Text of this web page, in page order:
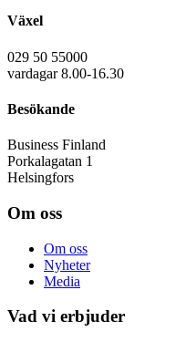
Växel
029 50 55000
vardagar 8.00-16.30
Besökande
Business Finland
Porkalagatan 1
Helsingfors
Om oss
Om oss
Nyheter
Media
Vad vi erbjuder